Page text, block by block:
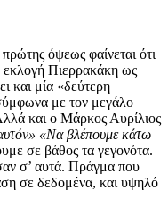
όψεως φαίνεται ότι
εκλογή Πιερρακάκη ως
και μία «δεύτερη
με τον μεγάλο
και ο Μάρκος Αυρίλιος
«Να βλέπουμε κάτω
σε βάθος τα γεγονότα.
σ’ αυτά. Πράγμα που
σε δεδομένα, και υψηλό